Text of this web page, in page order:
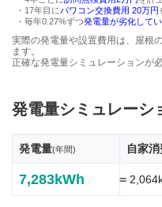
・17年目にパワコン交換費用 20万円
・毎年0.27%ずつ発電量が劣化してい
実際の発電量や設置費用は、屋根
ます。
正確な発電量シミュレーションが
発電量シミュレーシ
発電量(年間) 自家
7,283kWh =